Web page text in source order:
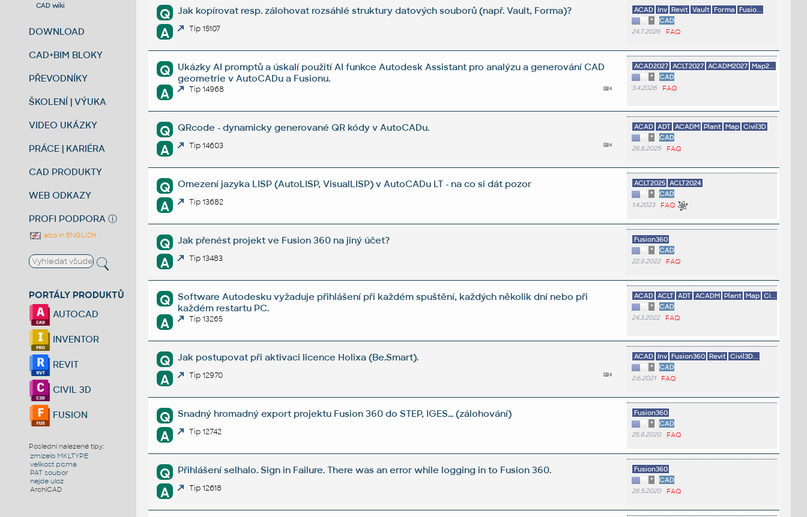
CAD wiki
DOWNLOAD
CAD+BIM BLOKY
PŘEVODNÍKY
ŠKOLENÍ | VÝUKA
VIDEO UKÁZKY
PRÁCE | KARIÉRA
CAD PRODUKTY
WEB ODKAZY
PROFI PODPORA ⓘ
also in ENGLISH
PORTÁLY PRODUKTŮ
AUTOCAD
INVENTOR
REVIT
CIVIL 3D
FUSION
Poslední nalezené tipy:
zmizelo MKLTYPE
velikost písma
PAT soubor
nejde uloz
ArchiCAD
Q Jak kopírovat resp. zálohovat rozsáhlé struktury datových souborů (např. Vault, Forma)?
A Tip 15107
ACAD Inv Revit Vault Forma Fusio...
*
CAD
24.7.2026 FAQ
Q
Ukázky AI promptů a úskalí použití AI funkce Autodesk Assistant pro analýzu a generování CAD
geometrie v AutoCADu a Fusionu.
A Tip 14968
ACAD2027 ACLT2027 ACADM2027 Map2...
*
CAD
3.4.2026 FAQ
Q QRcode - dynamicky generované QR kódy v AutoCADu.
A Tip 14603
ACAD ADT ACADM Plant Map Civil3D
*
CAD
26.6.2025 FAQ
Q Omezení jazyka LISP (AutoLISP, VisualLISP) v AutoCADu LT - na co si dát pozor
A Tip 13682
ACLT2025 ACLT2024
*
CAD
1.4.2023 FAQ
Q Jak přenést projekt ve Fusion 360 na jiný účet?
A Tip 13483
Fusion360
*
CAD
22.9.2022 FAQ
Q
Software Autodesku vyžaduje přihlášení při každém spuštění, každých několik dní nebo při
každém restartu PC.
A Tip 13265
ACAD ACLT ADT ACADM Plant Map Ci...
*
CAD
24.3.2022 FAQ
Q Jak postupovat při aktivaci licence Holixa (Be.Smart).
A Tip 12970
ACAD Inv Fusion360 Revit Civil3D...
*
CAD
2.6.2021 FAQ
Q Snadný hromadný export projektu Fusion 360 do STEP, IGES... (zálohování)
A Tip 12742
Fusion360
*
CAD
25.9.2020 FAQ
Q Přihlášení selhalo. Sign in Failure. There was an error while logging in to Fusion 360.
A Tip 12618
Fusion360
*
CAD
26.5.2020 FAQ